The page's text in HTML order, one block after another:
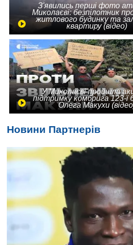
З'явились перші фото
Миколаєві: безпілотник
житлового будинку та
квартиру (відео)
У Миколаєві пройшла
підтримку комбрига 123-ї
Олега Макухи